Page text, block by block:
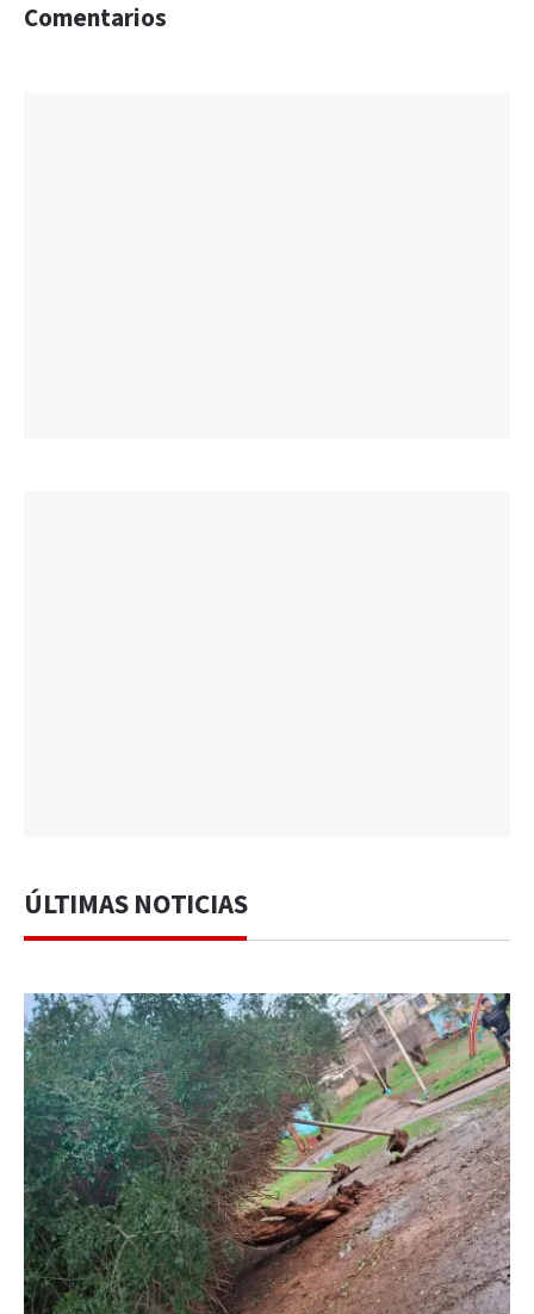
Comentarios
ÚLTIMAS NOTICIAS